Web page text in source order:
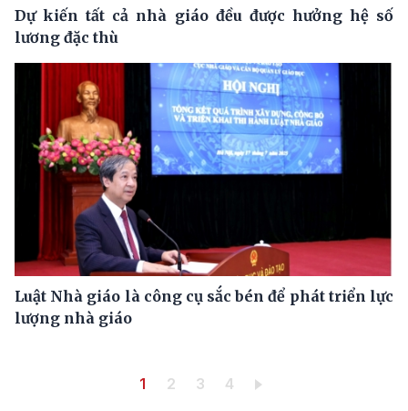
Dự kiến tất cả nhà giáo đều được hưởng hệ số
lương đặc thù
Luật Nhà giáo là công cụ sắc bén để phát triển lực
lượng nhà giáo
Trang hiện thời
1 Trang
2 Trang
3 Trang
4